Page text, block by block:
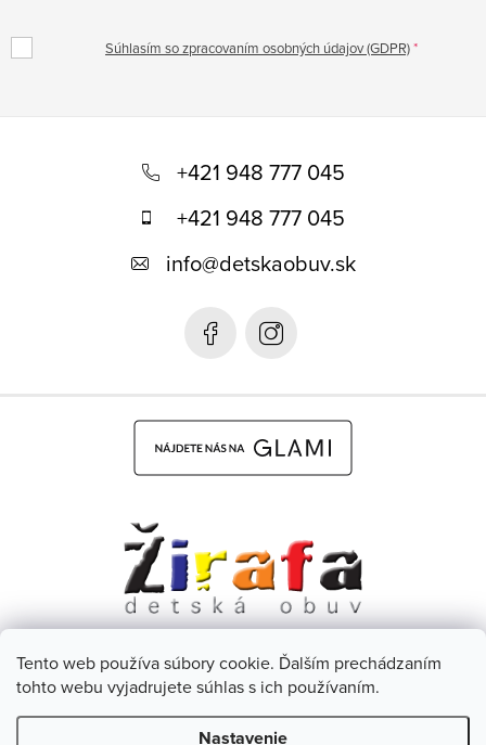
Tento web používa súbory cookie. Ďalším prechádzaním
tohto webu vyjadrujete súhlas s ich používaním.
Nastavenie
Súhlasím so zpracovaním osobných údajov (GDPR)
+421 948 777 045
+421 948 777 045
info@detskaobuv.sk
Dětská obuv Žirafa - CZ Facebook